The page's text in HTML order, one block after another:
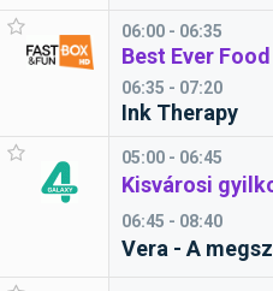
06:00 - 06:35
Best Ever
06:35 - 07:20
Ink Therapy
05:00 - 06:45
Kisvárosi
06:45 - 08:40
Vera - A